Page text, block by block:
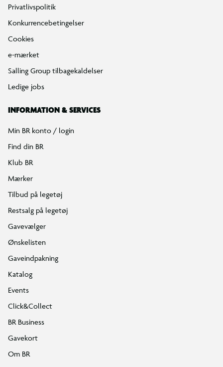
Privatlivspolitik
Konkurrencebetingelser
Cookies
e-mærket
Salling Group tilbagekaldelser
Ledige jobs
INFORMATION & SERVICES
Min BR konto / login
Find din BR
Klub BR
Mærker
Tilbud på legetøj
Restsalg på legetøj
Gavevælger
Ønskelisten
Gaveindpakning
Katalog
Events
Click&Collect
BR Business
Gavekort
Om BR